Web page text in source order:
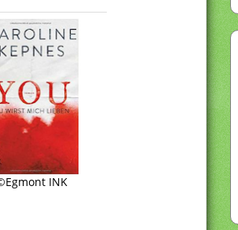
INK